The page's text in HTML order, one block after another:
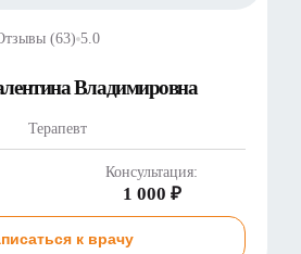
(63) 5.0
Владимировна
Терапевт
Консультация:
1 000 ₽
к врачу